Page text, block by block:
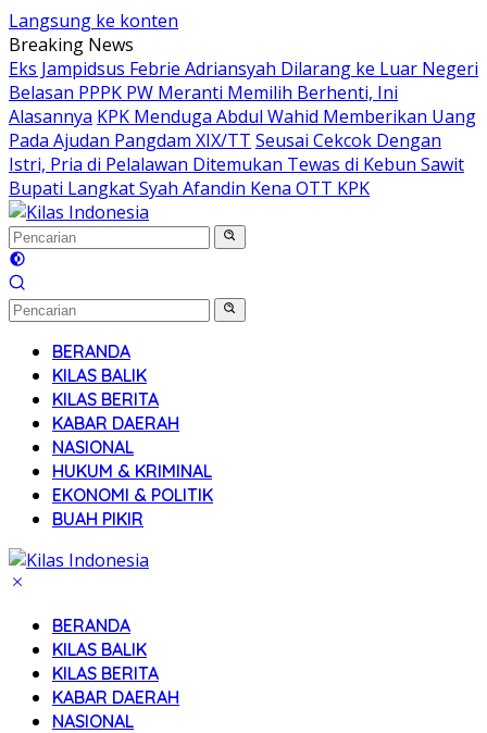
Langsung ke konten
Breaking News
Eks Jampidsus Febrie Adriansyah Dilarang ke Luar Negeri
Belasan PPPK PW Meranti Memilih Berhenti, Ini
Alasannya KPK Menduga Abdul Wahid Memberikan Uang
Pada Ajudan Pangdam XIX/TT Seusai Cekcok Dengan
Istri, Pria di Pelalawan Ditemukan Tewas di Kebun Sawit
Bupati Langkat Syah Afandin Kena OTT KPK
BERANDA
KILAS BALIK
KILAS BERITA
KABAR DAERAH
NASIONAL
HUKUM & KRIMINAL
EKONOMI & POLITIK
BUAH PIKIR
BERANDA
KILAS BALIK
KILAS BERITA
KABAR DAERAH
NASIONAL